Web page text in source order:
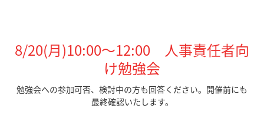
8/20(月)10:00～12:00 人事責任者向
け勉強会
勉強会への参加可否、検討中の方も回答ください。開催前にも
最終確認いたします。